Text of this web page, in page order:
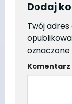
Dodaj
Twój
oznaczone
Komentarz